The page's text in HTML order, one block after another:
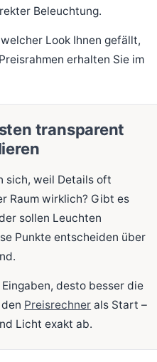
Beleuchtung.
Look Ihnen gefällt,
erhalten Sie im
transparent
sich, weil Details oft
Raum wirklich? Gibt es
sollen Leuchten
Punkte entscheiden über
desto besser die
Preisrechner als Start –
Licht exakt ab.